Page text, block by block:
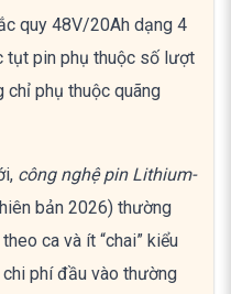
quy 48V/20Ah dạng 4
tụt pin phụ thuộc số lượt
chỉ phụ thuộc quãng
công nghệ pin Lithium-
bản 2026) thường
ca và ít “chai” kiểu
phí đầu vào thường